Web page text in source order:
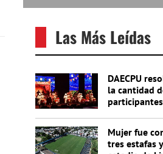
Las Más Leídas
DAECPU
la cantidad
Mujer fue
tres estafas